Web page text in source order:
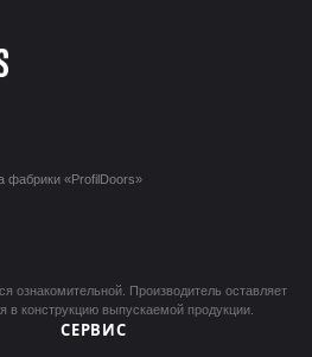
фабрики «ProfilDoors»
ознакомительной. Производитель оставляет
в конструкцию выпускаемой продукции.
СЕРВИС